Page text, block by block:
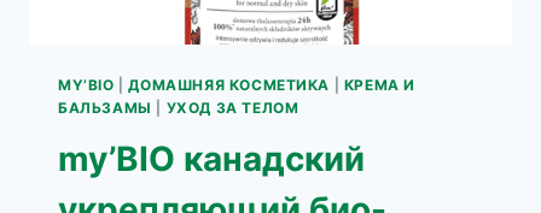
MY’BIO |ДОМАШНЯЯ КОСМЕТИКА
КРЕМА И
БАЛЬЗАМЫ
УХОД ЗА ТЕЛОМ
my’BIO канадский